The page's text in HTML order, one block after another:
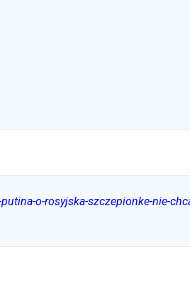
o-rosyjska-szczepionke-nie-